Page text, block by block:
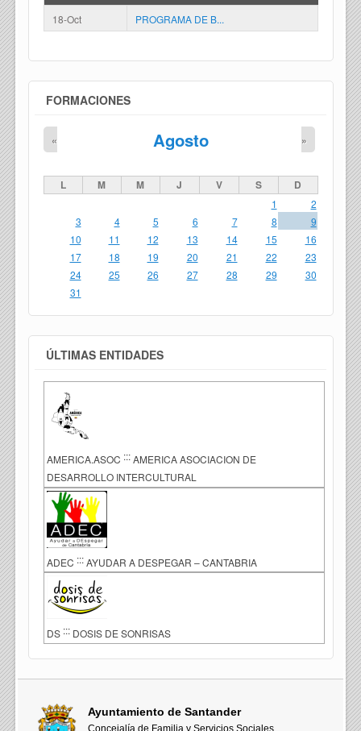
18-Oct PROGRAMA DE B...
FORMACIONES
Agosto
« »
L M M J V S D
1
2
3
4 5 6 7 8
9
10
11 12 13 14 15
16
17
18 19 20 21 22
23
24
25 26 27 28 29
30
31
ÚLTIMAS ENTIDADES
AMERICA.ASOC ::: AMERICA ASOCIACION DE
DESARROLLO INTERCULTURAL
ADEC ::: AYUDAR A DESPEGAR – CANTABRIA
DS ::: DOSIS DE SONRISAS
Ayuntamiento de Santander
Concejalía de Familia y Servicios Sociales